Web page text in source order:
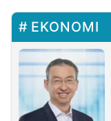
EKONOMI